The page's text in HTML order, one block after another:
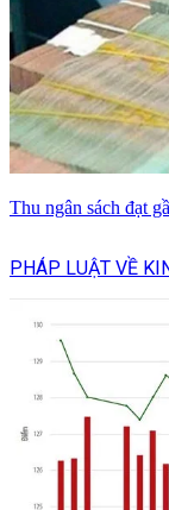
Thu ngân sách đạt
PHÁP LUẬT VỀ